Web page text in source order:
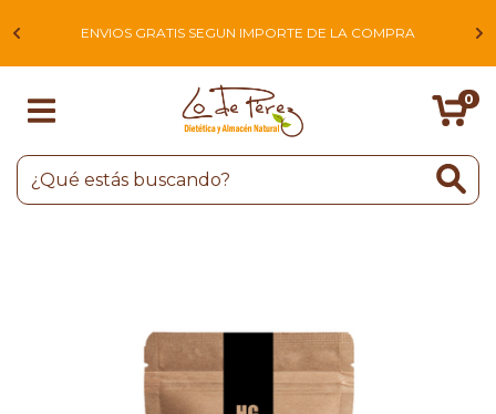
ENVIOS GRATIS SEGUN IMPORTE DE LA COMPRA
0